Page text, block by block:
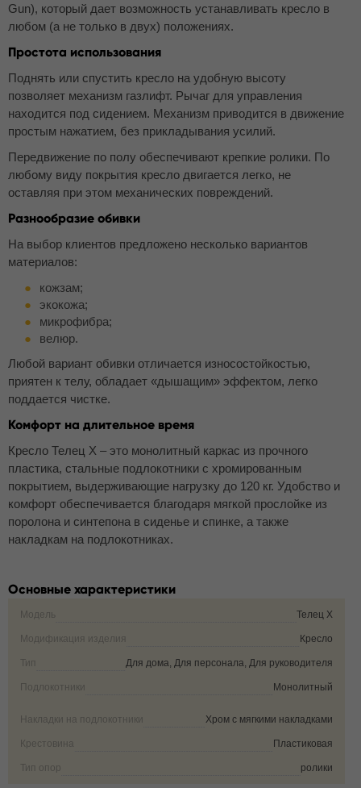
Gun), который дает возможность устанавливать кресло в
любом (а не только в двух) положениях.
Простота использования
Поднять или спустить кресло на удобную высоту
позволяет механизм газлифт. Рычаг для управления
находится под сидением. Механизм приводится в движение
простым нажатием, без прикладывания усилий.
Передвижение по полу обеспечивают крепкие ролики. По
любому виду покрытия кресло двигается легко, не
оставляя при этом механических повреждений.
Разнообразие обивки
На выбор клиентов предложено несколько вариантов
материалов:
кожзам;
экокожа;
микрофибра;
велюр.
Любой вариант обивки отличается износостойкостью,
приятен к телу, обладает «дышащим» эффектом, легко
поддается чистке.
Комфорт на длительное время
Кресло Телец Х – это монолитный каркас из прочного
пластика, стальные подлокотники с хромированным
покрытием, выдерживающие нагрузку до 120 кг. Удобство и
комфорт обеспечивается благодаря мягкой прослойке из
поролона и синтепона в сиденье и спинке, а также
накладкам на подлокотниках.
Основные характеристики
Модель Телец Х
Модификация изделия Кресло
Тип Для дома, Для персонала, Для руководителя
Подлокотники Монолитный
Накладки на подлокотники Хром с мягкими накладками
Крестовина Пластиковая
Тип опор ролики